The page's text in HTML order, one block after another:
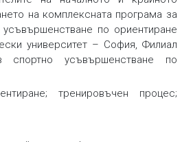
на комплексната програма за
по ориентиране
университет – София, Филиал
спортно усъвършенстване по
тренировъчен процес;